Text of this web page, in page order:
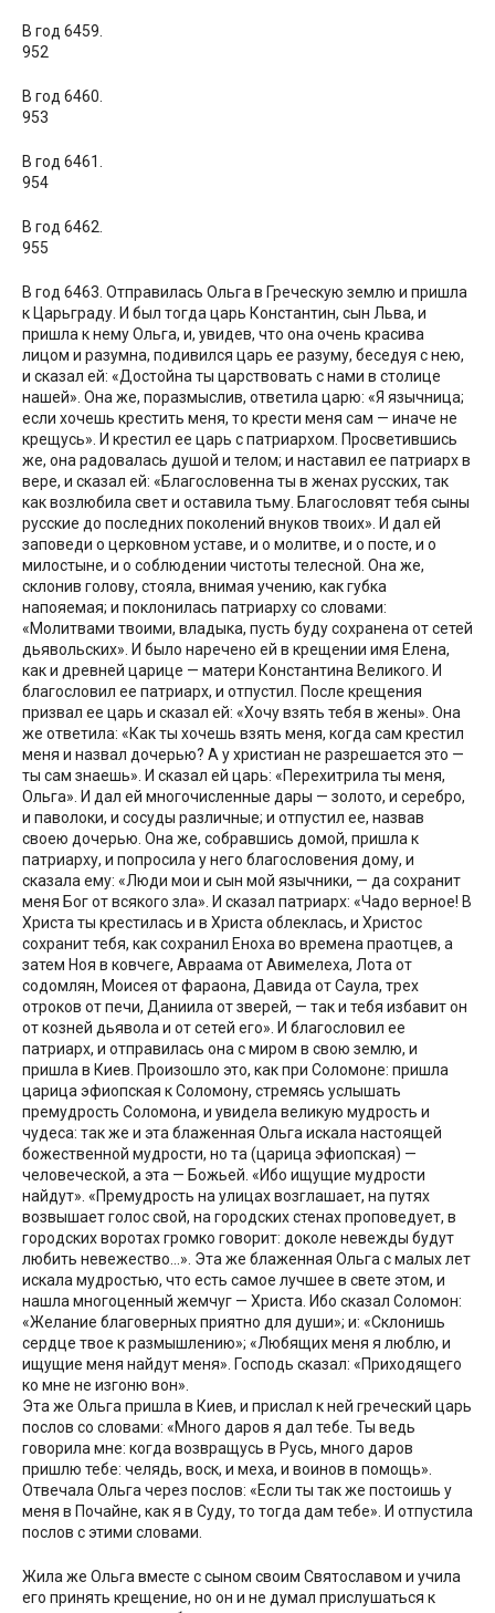
В год 6459.
952
В год 6460.
953
В год 6461.
954
В год 6462.
955
В год 6463. Отправилась Ольга в Греческую землю и пришла
к Царьграду. И был тогда царь Константин, сын Льва, и
пришла к нему Ольга, и, увидев, что она очень красива
лицом и разумна, подивился царь ее разуму, беседуя с нею,
и сказал ей: «Достойна ты царствовать с нами в столице
нашей». Она же, поразмыслив, ответила царю: «Я язычница;
если хочешь крестить меня, то крести меня сам — иначе не
крещусь». И крестил ее царь с патриархом. Просветившись
же, она радовалась душой и телом; и наставил ее патриарх в
вере, и сказал ей: «Благословенна ты в женах русских, так
как возлюбила свет и оставила тьму. Благословят тебя сыны
русские до последних поколений внуков твоих». И дал ей
заповеди о церковном уставе, и о молитве, и о посте, и о
милостыне, и о соблюдении чистоты телесной. Она же,
склонив голову, стояла, внимая учению, как губка
напояемая; и поклонилась патриарху со словами:
«Молитвами твоими, владыка, пусть буду сохранена от сетей
дьявольских». И было наречено ей в крещении имя Елена,
как и древней царице — матери Константина Великого. И
благословил ее патриарх, и отпустил. После крещения
призвал ее царь и сказал ей: «Хочу взять тебя в жены». Она
же ответила: «Как ты хочешь взять меня, когда сам крестил
меня и назвал дочерью? А у христиан не разрешается это —
ты сам знаешь». И сказал ей царь: «Перехитрила ты меня,
Ольга». И дал ей многочисленные дары — золото, и серебро,
и паволоки, и сосуды различные; и отпустил ее, назвав
своею дочерью. Она же, собравшись домой, пришла к
патриарху, и попросила у него благословения дому, и
сказала ему: «Люди мои и сын мой язычники, — да сохранит
меня Бог от всякого зла». И сказал патриарх: «Чадо верное! В
Христа ты крестилась и в Христа облеклась, и Христос
сохранит тебя, как сохранил Еноха во времена праотцев, а
затем Ноя в ковчеге, Авраама от Авимелеха, Лота от
содомлян, Моисея от фараона, Давида от Саула, трех
отроков от печи, Даниила от зверей, — так и тебя избавит он
от козней дьявола и от сетей его». И благословил ее
патриарх, и отправилась она с миром в свою землю, и
пришла в Киев. Произошло это, как при Соломоне: пришла
царица эфиопская к Соломону, стремясь услышать
премудрость Соломона, и увидела великую мудрость и
чудеса: так же и эта блаженная Ольга искала настоящей
божественной мудрости, но та (царица эфиопская) —
человеческой, а эта — Божьей. «Ибо ищущие мудрости
найдут». «Премудрость на улицах возглашает, на путях
возвышает голос свой, на городских стенах проповедует, в
городских воротах громко говорит: доколе невежды будут
любить невежество…». Эта же блаженная Ольга с малых лет
искала мудростью, что есть самое лучшее в свете этом, и
нашла многоценный жемчуг — Христа. Ибо сказал Соломон:
«Желание благоверных приятно для души»; и: «Склонишь
сердце твое к размышлению»; «Любящих меня я люблю, и
ищущие меня найдут меня». Господь сказал: «Приходящего
ко мне не изгоню вон».
Эта же Ольга пришла в Киев, и прислал к ней греческий царь
послов со словами: «Много даров я дал тебе. Ты ведь
говорила мне: когда возвращусь в Русь, много даров
пришлю тебе: челядь, воск, и меха, и воинов в помощь».
Отвечала Ольга через послов: «Если ты так же постоишь у
меня в Почайне, как я в Суду, то тогда дам тебе». И отпустила
послов с этими словами.
Жила же Ольга вместе с сыном своим Святославом и учила
его принять крещение, но он и не думал прислушаться к